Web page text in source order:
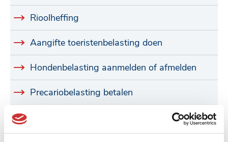
Rioolheffing
Aangifte toeristenbelasting doen
Hondenbelasting aanmelden of afmelden
Precariobelasting betalen